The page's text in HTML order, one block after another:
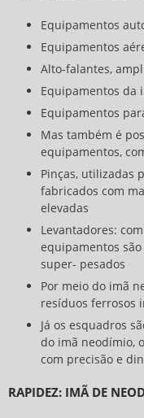
Equipamentos
Equipamentos
Alto-falantes,
Equipamentos da
Equipamentos
Mas também é
equipamentos,
Pinças, utilizadas
fabricados com
elevadas
Levantadores:
equipamentos
super- pesados
Por meio do imã
resíduos ferrosos
Já os esquadros
do imã neodímio,
com precisão e
RAPIDEZ: IMÃ DE